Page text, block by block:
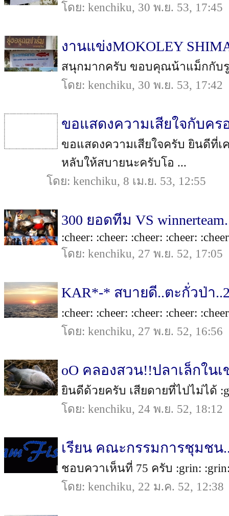
โดย: kenchiku, 30 พ.ย. 53, 17:45
งานแข่งMOKOLEY
สนุกมากครับ ขอบคุณน้าแม็กกับรูป
โดย: kenchiku, 30 พ.ย. 53, 17:42
ขอแสดงความเสียใจกับคร
ขอแสดงความเสียใจครับ ยินดีที่
หลับให้สบายนะครับโอ ...
โดย: kenchiku, 8 เม.ย. 53, 12:55
300 ยอดทีม VS
:cheer: :cheer: :cheer: :cheer:
โดย: kenchiku, 27 พ.ย. 52, 17:05
KAR*-* สบายดี..ตะกั่วป่า
:cheer: :cheer: :cheer: :cheer:
โดย: kenchiku, 27 พ.ย. 52, 16:56
oO คลองสวน!!ปลาเล็กใน
ยินดีด้วยครับ เสียดายที่ไปไม่ได้
โดย: kenchiku, 24 พ.ย. 52, 18:12
เรียน คณะกรรมการชุมชน
ชอบควาเห็นที่ 75 ครับ :grin:
โดย: kenchiku, 22 ม.ค. 52, 12:38